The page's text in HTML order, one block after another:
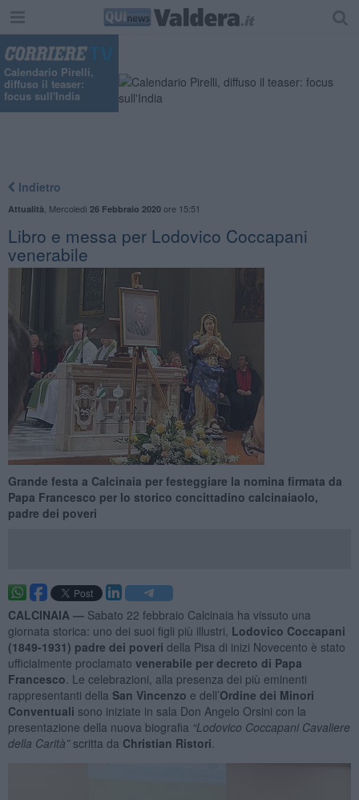
Calendario Pirelli,
diffuso il teaser:
focus sull'India
Indietro
Attualità Mercoledì 26 Febbraio 2020ore 15:51
Libro e messa per Lodovico Coccapani
venerabile
Grande festa a Calcinaia per festeggiare la nomina firmata da
Papa Francesco per lo storico concittadino calcinaiaolo,
padre dei poveri
CALCINAIA — Sabato 22 febbraio Calcinaia ha vissuto una
giornata storica: uno dei suoi figli più illustri, Lodovico Coccapani
(1849-1931) padre dei poveri della Pisa di inizi Novecento è stato
ufficialmente proclamato venerabile per decreto di Papa
Francesco . Le celebrazioni, alla presenza dei più eminenti
rappresentanti della San Vincenzo e dell’Ordine dei Minori
Conventuali sono iniziate in sala Don Angelo Orsini con la
presentazione della nuova biografia “Lodovico Coccapani Cavaliere
della Carità”scritta da Christian Ristori